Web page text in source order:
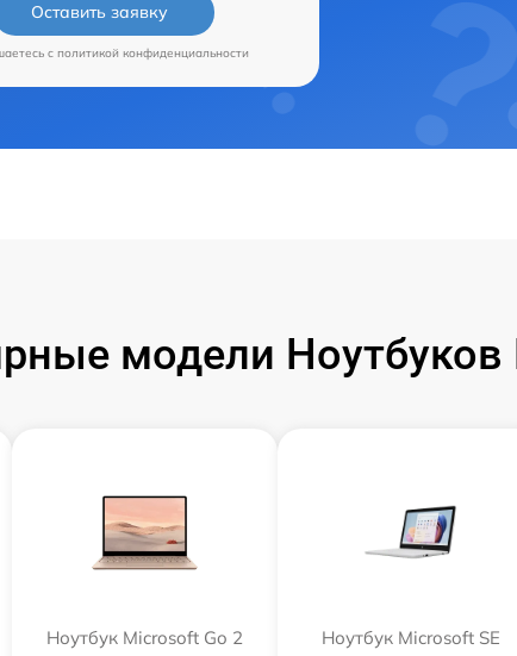
Оставить заявку
c политикой конфиденциальности
модели
Ноутбук Microsoft Go 2 Ноутбук Microsoft SE